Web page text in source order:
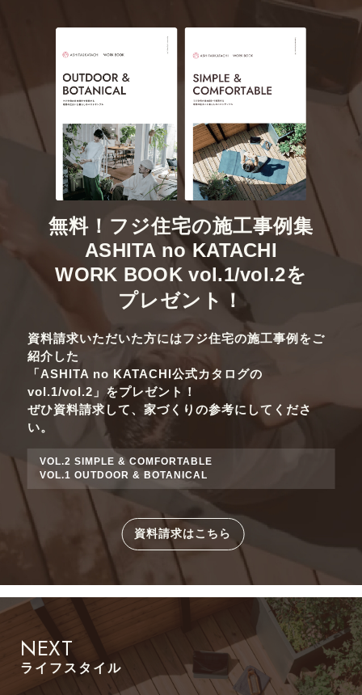
無料！フジ住宅の施工事例集
ASHITA no KATACHI
WORK BOOK vol.1/vol.2を
プレゼント！
資料請求いただいた方にはフジ住宅の施工事例をご
紹介した
「ASHITA no KATACHI公式カタログの
vol.1/vol.2」をプレゼント！
ぜひ資料請求して、家づくりの参考にしてくださ
い。
VOL.2 SIMPLE & COMFORTABLE
VOL.1 OUTDOOR & BOTANICAL
資料請求はこちら
NEXT
ライフスタイル